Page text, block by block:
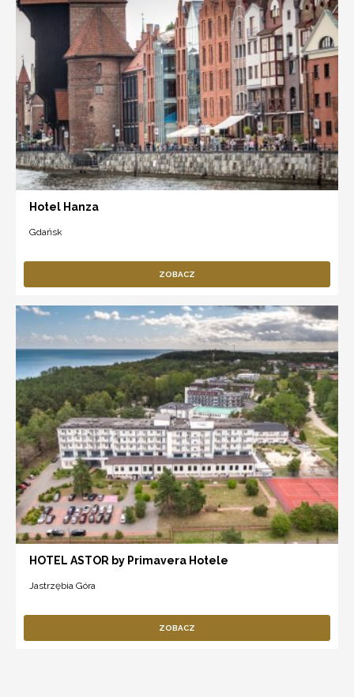
Hotel Hanza
Gdańsk
ZOBACZ
HOTEL ASTOR by Primavera Hotele
Jastrzębia Góra
ZOBACZ